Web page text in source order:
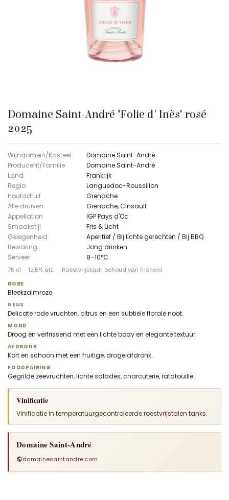
Domaine Saint-André "Folie d'Inès" rosé
2025
Wijndomein/Kasteel
Domaine Saint-André
Producent/Familie
Domaine Saint-André
Land
Frankrijk
Regio
Languedoc-Roussillon
Hoofddruif
Grenache
Alle druiven
Grenache, Cinsault
Appellation
IGP Pays d'Oc
Smaakstijl
Fris & Licht
Gelegenheid
Aperitief / Bij lichte gerechten / Bij BBQ
Bewaring
Jong drinken
Serveer
8–10°C
75 cl · 12,5% alc. · Roestvrijstaal, behoud van frisheid
ROBE
Bleekzalmroze
NEUS
Delicate rode vruchten, citrus en een subtiele florale noot.
MOND
Droog en verfrissend met een lichte body en elegante textuur.
AFDRONK
Kort en schoon met een fruitige, droge afdronk.
FOODPAIRING
Gegrilde zeevruchten, lichte salades, charcuterie, ratatouille
Vinificatie
Vinificatie in temperatuurgecontroleerde roestvrijstalen tanks.
Domaine Saint-André
domainesaintandre.com